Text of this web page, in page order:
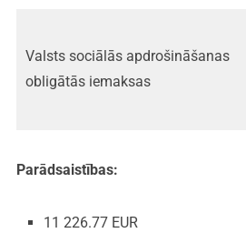
Valsts sociālās apdrošināšanas
obligātās iemaksas
Parādsaistības:
11 226.77 EUR